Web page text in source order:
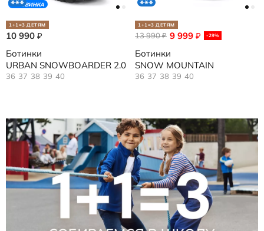
НОВИНКА
1+1=3 ДЕТЯМ
10 990 ₽
Ботинки
URBAN SNOWBOARDER 2.0
36 37 38 39 40
1+1=3 ДЕТЯМ
9 999 ₽ -29%
13 990₽
Ботинки
SNOW MOUNTAIN
36 37 38 39 40